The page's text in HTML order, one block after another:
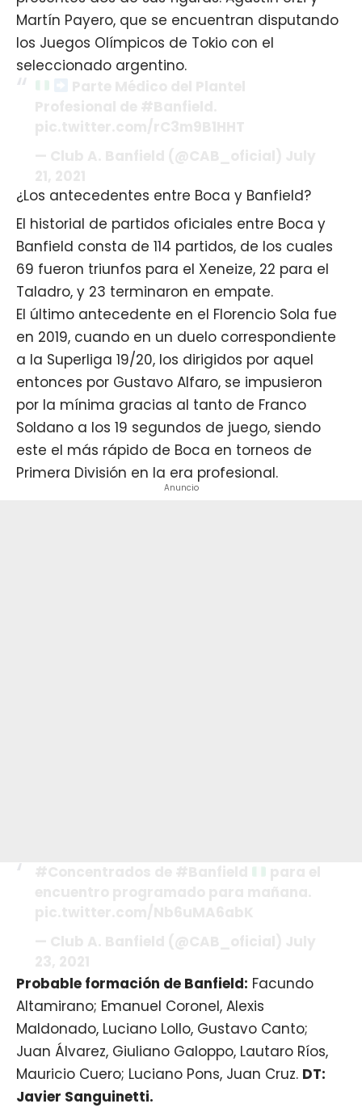
Martín Payero, que se encuentran disputando
los Juegos Olímpicos de Tokio con el
seleccionado argentino.
¿Los antecedentes entre Boca y Banfield?
El historial de partidos oficiales entre Boca y
Banfield consta de 114 partidos, de los cuales
69 fueron triunfos para el Xeneize, 22 para el
Taladro, y 23 terminaron en empate.
El último antecedente en el Florencio Sola fue
en 2019, cuando en un duelo correspondiente
a la Superliga 19/20, los dirigidos por aquel
entonces por Gustavo Alfaro, se impusieron
por la mínima gracias al tanto de Franco
Soldano a los 19 segundos de juego, siendo
este el más rápido de Boca en torneos de
Primera División en la era profesional.
Anuncio
Probable formación de Banfield: Facundo
Altamirano; Emanuel Coronel, Alexis
Maldonado, Luciano Lollo, Gustavo Canto;
Juan Álvarez, Giuliano Galoppo, Lautaro Ríos,
Mauricio Cuero; Luciano Pons, Juan Cruz. DT:
Javier Sanguinetti.